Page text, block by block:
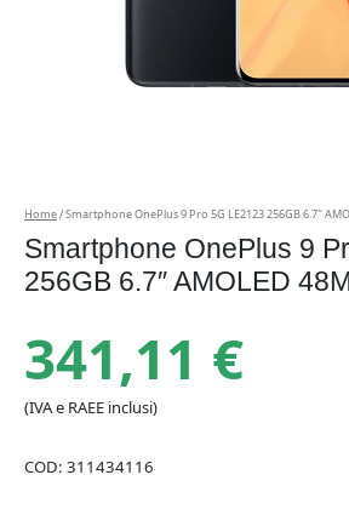
Home/ Smartphone OnePlus 9 Pro 5G LE2123 256GB 6.7″
Smartphone OnePlus 9
256GB 6.7″ AMOLED
341,11 €
(IVA e RAEE inclusi)
COD: 311434116